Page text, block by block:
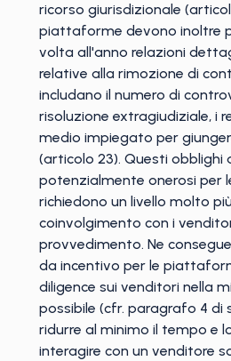
ricorso giurisdizionale (articoli
piattaforme devono inoltre
volta all'anno relazioni
relative alla rimozione di
includano il numero di
risoluzione extragiudiziale, i
medio impiegato per
(articolo 23). Questi obblighi
potenzialmente onerosi per
richiedono un livello molto
coinvolgimento con i
provvedimento. Ne
da incentivo per le
diligence sui venditori nella
possibile (cfr. paragrafo 4 di
ridurre al minimo il tempo e
interagire con un venditore